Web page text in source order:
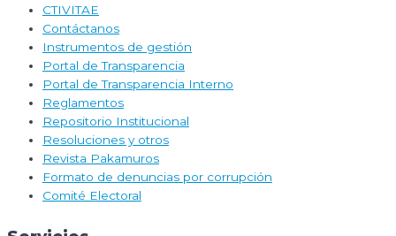
CTIVITAE
Contáctanos
Instrumentos de gestión
Portal de Transparencia
Portal de Transparencia Interno
Reglamentos
Repositorio Institucional
Resoluciones y otros
Revista Pakamuros
Formato de denuncias por corrupción
Comité Electoral